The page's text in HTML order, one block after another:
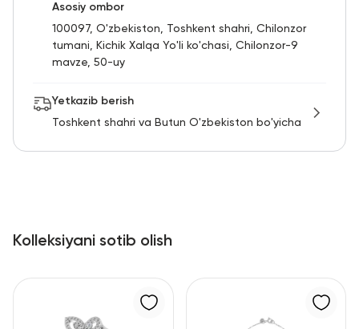
Asosiy ombor
100097, O'zbekiston, Toshkent shahri, Chilonzor
tumani, Kichik Xalqa Yo'li ko'chasi, Chilonzor-9
mavze, 50-uy
Yetkazib berish
Toshkent shahri va Butun O'zbekiston bo'yicha
Kolleksiyani sotib olish